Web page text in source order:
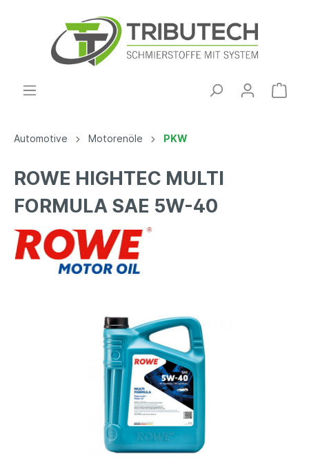
Automotive Motorenöle PKW
ROWE HIGHTEC MULTI
FORMULA SAE 5W-40